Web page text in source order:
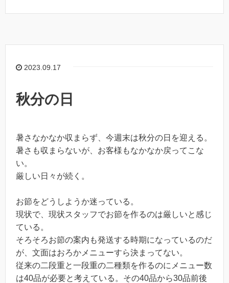
2023.09.17
秋分の日
暑さなかなか収まらず、今週末は秋分の日を迎える。
暑さも収まらないが、お客様もなかなか戻ってこな
い。
厳しい日々が続く。
お節をどうしようか迷っている。
現状で、現状スタッフでお節を作るのは厳しいと感じ
ている。
そろそろお節の案内も発送する時期になっているのだ
が、文面はおろかメニューすら決まってない。
従来の二段重と一段重の二種類を作るのにメニュー数
は40品が必要と考えている。その40品から30品前後